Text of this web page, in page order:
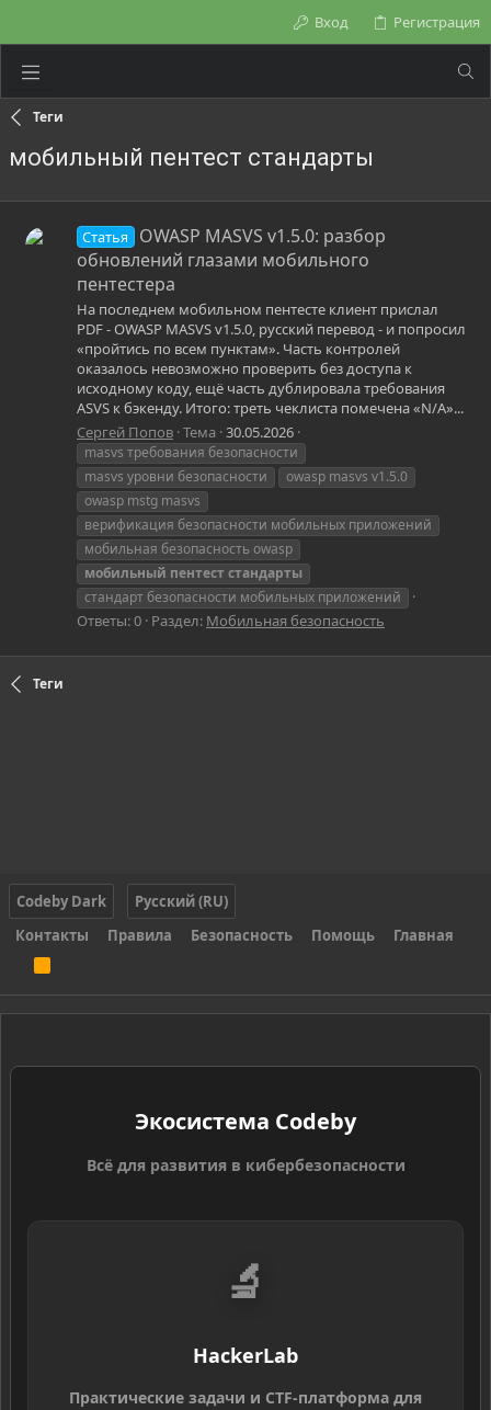
Вход Регистрация
Теги
мобильный пентест стандарты
Статья
OWASP MASVS v1.5.0: разбор
обновлений глазами мобильного
пентестера
На последнем мобильном пентесте клиент прислал
PDF - OWASP MASVS v1.5.0, русский перевод - и попросил
«пройтись по всем пунктам». Часть контролей
оказалось невозможно проверить без доступа к
исходному коду, ещё часть дублировала требования
ASVS к бэкенду. Итого: треть чеклиста помечена «N/A»...
Сергей Попов Тема 30.05.2026
masvs требования безопасности
masvs уровни безопасности
owasp masvs v1.5.0
owasp mstg masvs
верификация безопасности мобильных приложений
мобильная безопасность owasp
мобильный пентестстандарты
стандарт безопасности мобильных приложений
Ответы: 0 Раздел: Мобильная безопасность
Теги
Codeby Dark
Русский (RU)
Контакты
Правила Безопасность Помощь Главная
S
Экосистема Codeby
Всё для развития в кибербезопасности
🔬
HackerLab
Практические задачи и CTF-платформа для